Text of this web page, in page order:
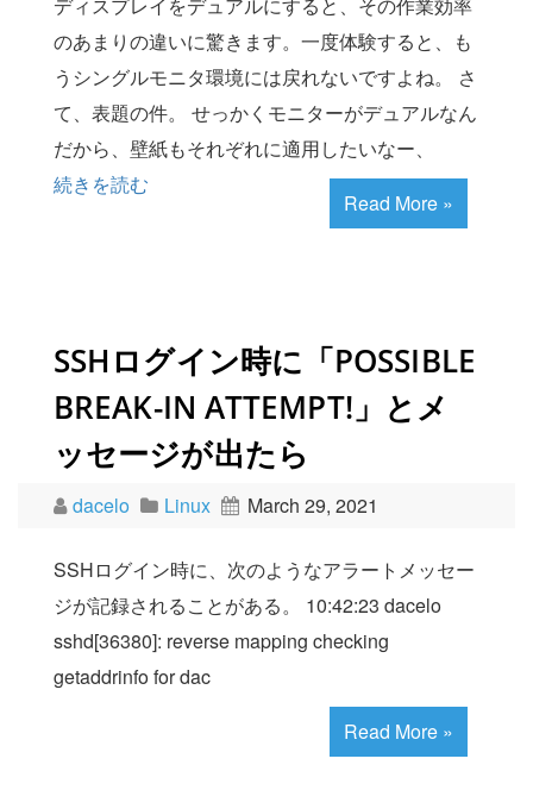
のあまりの違いに驚きます。一度体験すると、も
うシングルモニタ環境には戻れないですよね。 さ
て、表題の件。 せっかくモニターがデュアルなん
だから、壁紙もそれぞれに適用したいなー、
Read More »
続きを読む
SSHログイン時に「POSSIBLE
BREAK-IN ATTEMPT!」とメ
ッセージが出たら
dacelo Linux March 29, 2021
SSHログイン時に、次のようなアラートメッセー
ジが記録されることがある。 10:42:23 dacelo
sshd[36380]: reverse mapping checking
getaddrinfo for dac
Read More »